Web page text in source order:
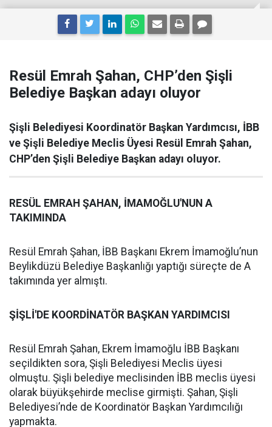
Resül Emrah Şahan, CHP’den Şişli
Belediye Başkan adayı oluyor
Şişli Belediyesi Koordinatör Başkan Yardımcısı, İBB
ve Şişli Belediye Meclis Üyesi Resül Emrah Şahan,
CHP’den Şişli Belediye Başkan adayı oluyor.
RESÜL EMRAH ŞAHAN, İMAMOĞLU'NUN A
TAKIMINDA
Resül Emrah Şahan, İBB Başkanı Ekrem İmamoğlu’nun
Beylikdüzü Belediye Başkanlığı yaptığı süreçte de A
takımında yer almıştı.
ŞİŞLİ'DE KOORDİNATÖR BAŞKAN YARDIMCISI
Resül Emrah Şahan, Ekrem İmamoğlu İBB Başkanı
seçildikten sora, Şişli Belediyesi Meclis üyesi
olmuştu. Şişli belediye meclisinden İBB meclis üyesi
olarak büyükşehirde meclise girmişti. Şahan, Şişli
Belediyesi’nde de Koordinatör Başkan Yardımcılığı
yapmakta.